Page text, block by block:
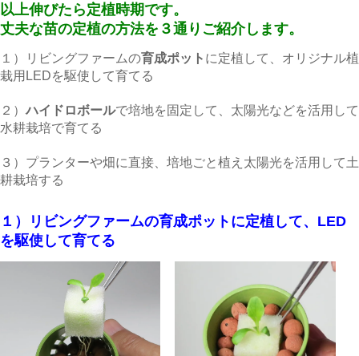
以上伸びたら定植時期です。
丈夫な苗の定植の方法を３通りご紹介します。
１）リビングファームの育成ポット に定植して、 オリジナル植
栽用LEDを駆使して育てる
２）ハイドロボールで培地を固定して、太陽光などを活用して
水耕栽培で育てる
３）プランターや畑に直接、培地ごと植え太陽光を活用して土
耕栽培する
１）リビングファームの育成ポットに定植して、LED
を駆使して育てる